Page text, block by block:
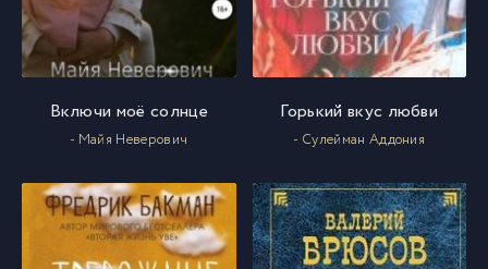
Включи моё солнце
- Майя Неверович
Горький вкус любви
- Сулейман Аддония